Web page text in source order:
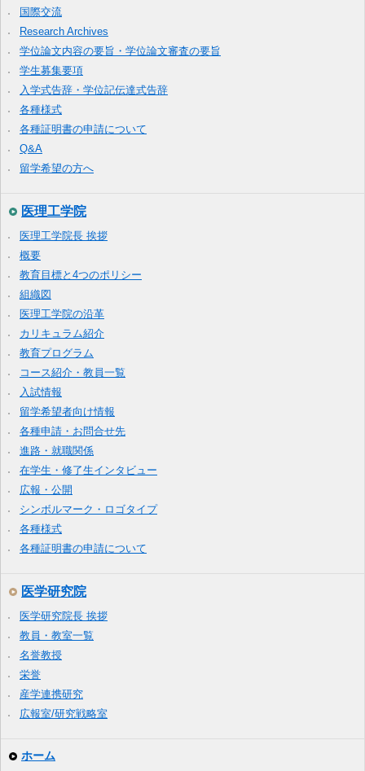
国際交流
Research Archives
学位論文内容の要旨・学位論文審査の要旨
学生募集要項
入学式告辞・学位記伝達式告辞
各種様式
各種証明書の申請について
Q&A
留学希望の方へ
医理工学院
医理工学院長 挨拶
概要
教育目標と4つのポリシー
組織図
医理工学院の沿革
カリキュラム紹介
教育プログラム
コース紹介・教員一覧
入試情報
留学希望者向け情報
各種申請・お問合せ先
進路・就職関係
在学生・修了生インタビュー
広報・公開
シンボルマーク・ロゴタイプ
各種様式
各種証明書の申請について
医学研究院
医学研究院長 挨拶
教員・教室一覧
名誉教授
栄誉
産学連携研究
広報室/研究戦略室
ホーム